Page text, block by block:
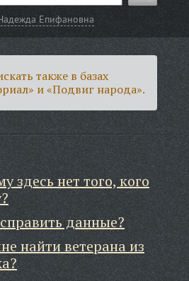
Епифановна
также в базах
и «Подвиг народа».
здесь нет того, кого
данные?
найти ветерана из